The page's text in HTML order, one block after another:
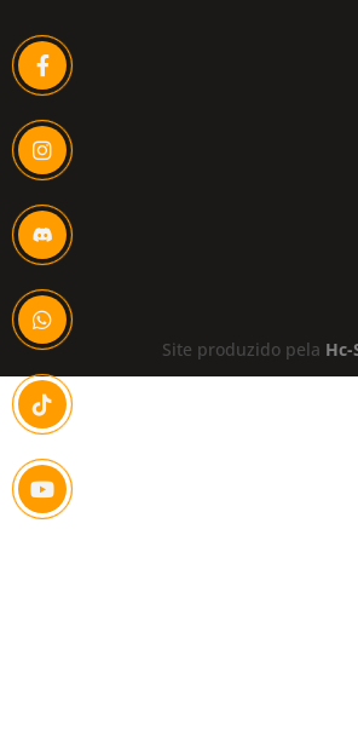
Site produzido pela